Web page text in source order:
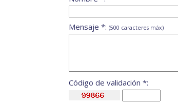
Mensaje *: (500 caracteres máx)
Código de validación *: